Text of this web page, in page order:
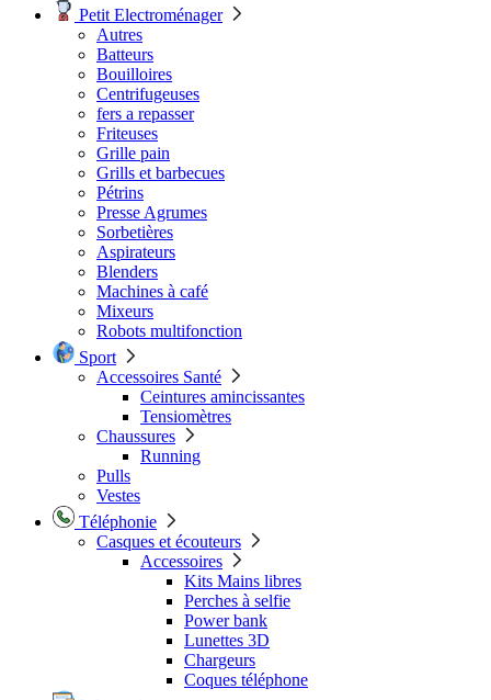
Petit Electroménager
Autres
Batteurs
Bouilloires
Centrifugeuses
fers a repasser
Friteuses
Grille pain
Grills et barbecues
Pétrins
Presse Agrumes
Sorbetières
Aspirateurs
Blenders
Machines à café
Mixeurs
Robots multifonction
Sport
Accessoires Santé
Ceintures amincissantes
Tensiomètres
Chaussures
Running
Pulls
Vestes
Téléphonie
Casques et écouteurs
Accessoires
Kits Mains libres
Perches à selfie
Power bank
Lunettes 3D
Chargeurs
Coques téléphone